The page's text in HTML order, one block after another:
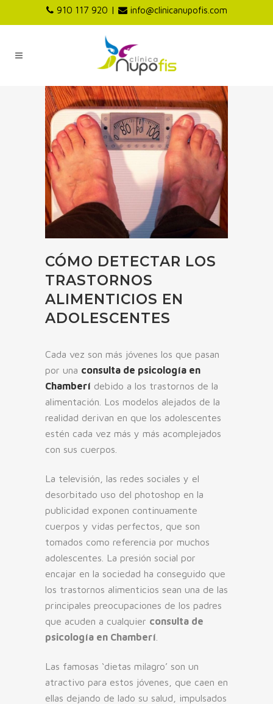
910 117 920 | info@clinicanupofis.com
CÓMO DETECTAR LOS
TRASTORNOS
ALIMENTICIOS EN
ADOLESCENTES
Cada vez son más jóvenes los que pasan
por una consulta de psicología en
Chamberí debido a los trastornos de la
alimentación. Los modelos alejados de la
realidad derivan en que los adolescentes
estén cada vez más y más acomplejados
con sus cuerpos.
La televisión, las redes sociales y el
desorbitado uso del photoshop en la
publicidad exponen continuamente
cuerpos y vidas perfectos, que son
tomados como referencia por muchos
adolescentes. La presión social por
encajar en la sociedad ha conseguido que
los trastornos alimenticios sean una de las
principales preocupaciones de los padres
que acuden a cualquier consulta de
psicología en Chamberí
Las famosas ‘dietas milagro’ son un
atractivo para estos jóvenes, que caen en
ellas dejando de lado su salud, impulsados